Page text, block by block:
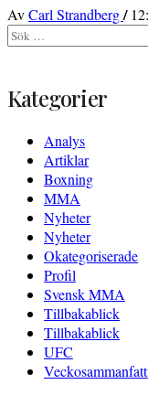
AvCarl Strandberg/
Sök
efter:
Kategorier
Analys
Artiklar
Boxning
MMA
Nyheter
Nyheter
Okategoriserade
Profil
Svensk MMA
Tillbakablick
Tillbakablick
UFC